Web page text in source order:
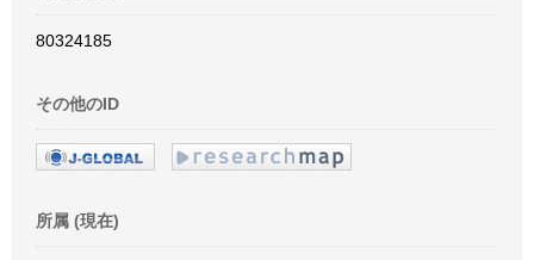
80324185
その他のID
所属 (現在)